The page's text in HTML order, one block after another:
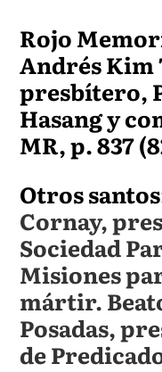
Rojo
Andrés Kim
presbítero,
Hasang y
MR, p. 837
Otros
Cornay,
Sociedad
Misiones
mártir.
Posadas,
de